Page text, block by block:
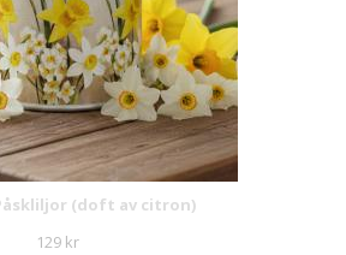
(doft av citron)
129 kr